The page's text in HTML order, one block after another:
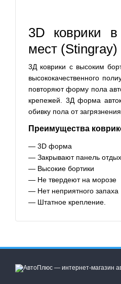
3D коврики
мест (Stingray)
3Д коврики с высоким
высококачественного
повторяют форму пола
крепежей. 3Д форма
обивку пола от
Преимущества
— 3D форма
— Закрывают панель
— Высокие бортики
— Не твердеют на морозе
— Нет неприятного запаха
— Штатное крепление.